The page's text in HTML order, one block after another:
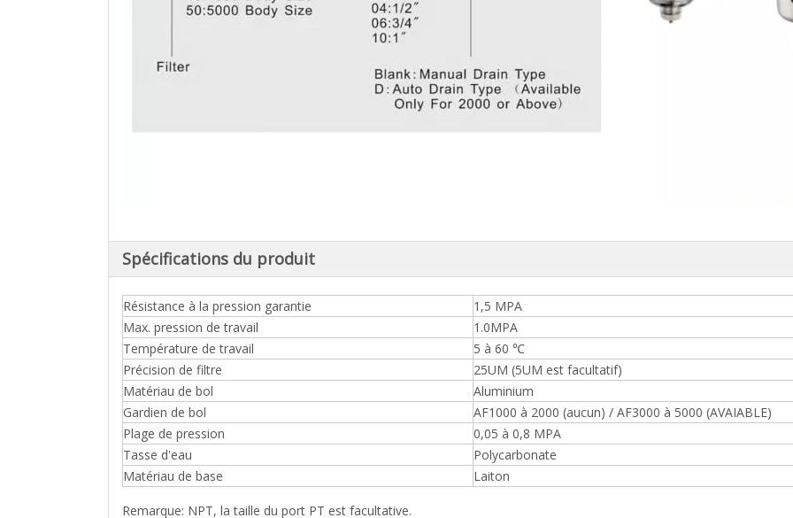
Spécifications du produit
Résistance à la pression garantie
1,5 MPA
Max. pression de travail
1.0MPA
Température de travail
5 à 60 ℃
Précision de filtre
25UM (5UM est facultatif)
Matériau de bol
Aluminium
Gardien de bol
AF1000 à 2000 (aucun) / AF3000 à 5000 (AVAIABLE)
Plage de pression
0,05 à 0,8 MPA
Tasse d'eau
Polycarbonate
Matériau de base
Laiton
Remarque: NPT, la taille du port PT est facultative.